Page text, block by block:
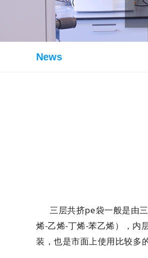
News
三层共挤pe袋一般是由三
烯-乙烯-丁烯-苯乙烯），内
装，也是市面上使用比较多